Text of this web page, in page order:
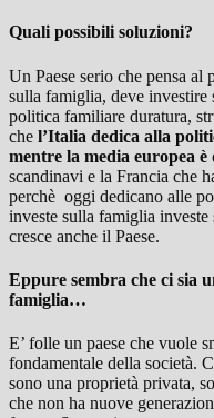
Quali possibili soluzioni?
Un Paese serio che pensa
sulla famiglia, deve
politica familiare duratura,
che l’Italia dedica alla
mentre la media europea è
scandinavi e la Francia che
perchè oggi dedicano alle
investe sulla famiglia
cresce anche il Paese.
Eppure sembra che ci sia
famiglia…
E’ folle un paese che vuole
fondamentale della società.
sono una proprietà privata,
che non ha nuove